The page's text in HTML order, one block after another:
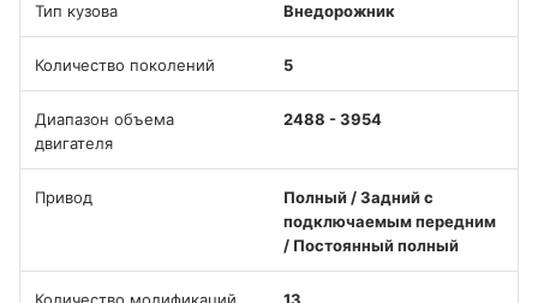
Тип кузова Внедорожник
Количество поколений 5
Диапазон объема
двигателя
2488 - 3954
Привод
Полный / Задний с
подключаемым передним
/ Постоянный полный